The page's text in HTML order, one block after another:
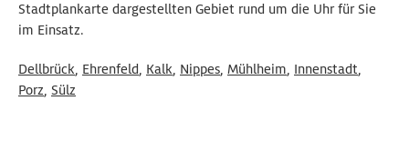
Stadtplankarte dargestellten Gebiet rund um die Uhr für Sie
im Einsatz.
Dellbrück, Ehrenfeld, Kalk, Nippes, Mühlheim, Innenstadt,
Porz, Sülz